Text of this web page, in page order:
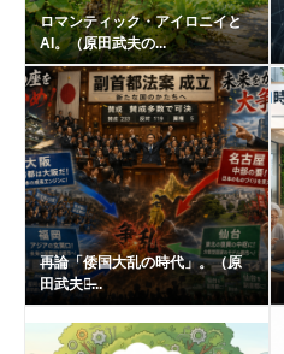
ロマンティック・アイロニイと
AI。（原田武夫の...
再論「倭国大乱の時代」。（原
田武夫の̶...